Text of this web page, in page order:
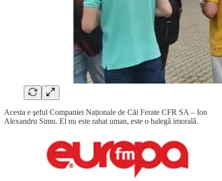
Acesta e şeful Companiei Naționale de Căi Ferate CFR SA – Ion
Alexandru Simu. El nu este rahat uman, este o balegǎ imoralǎ.